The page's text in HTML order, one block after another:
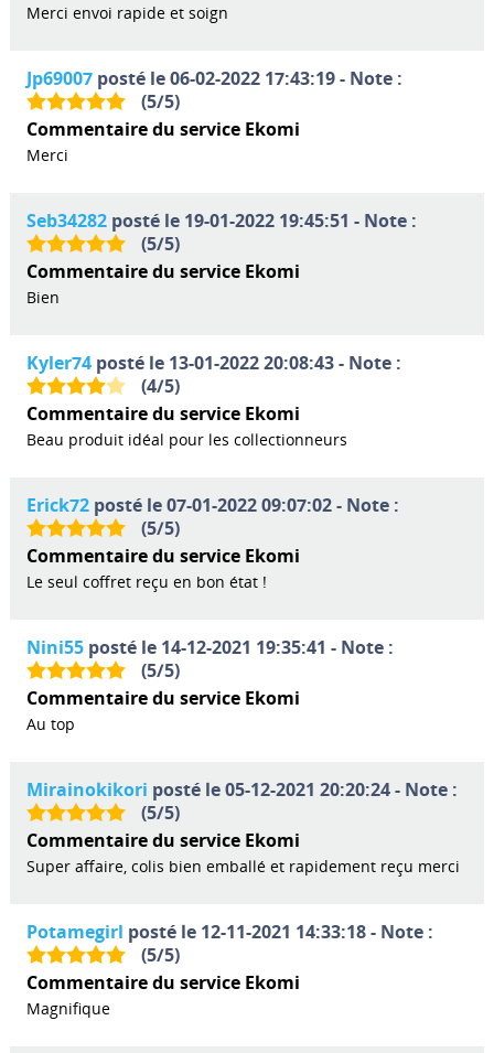
Merci envoi rapide et soign
Jp69007posté le 06-02-2022 17:43:19 - Note :
(5/5)
Commentaire du service Ekomi
Merci
Seb34282posté le 19-01-2022 19:45:51 - Note :
(5/5)
Commentaire du service Ekomi
Bien
Kyler74posté le 13-01-2022 20:08:43 - Note :
(4/5)
Commentaire du service Ekomi
Beau produit idéal pour les collectionneurs
Erick72posté le 07-01-2022 09:07:02 - Note :
(5/5)
Commentaire du service Ekomi
Le seul coffret reçu en bon état !
Nini55posté le 14-12-2021 19:35:41 - Note :
(5/5)
Commentaire du service Ekomi
Au top
Mirainokikori posté le 05-12-2021 20:20:24 - Note :
(5/5)
Commentaire du service Ekomi
Super affaire, colis bien emballé et rapidement reçu merci
Potamegirl posté le 12-11-2021 14:33:18 - Note :
(5/5)
Commentaire du service Ekomi
Magnifique